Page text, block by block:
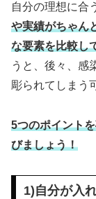
自分の理想に合
や実績がちゃん
な要素を比較し
うと、後々、感
彫られてしまう
5つのポイント
びましょう！
1)自分が入